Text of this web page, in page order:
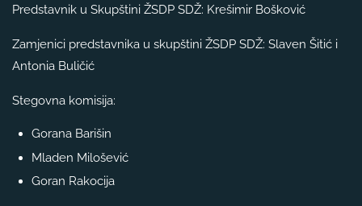
Predstavnik u Skupštini ŽSDP SDŽ: Krešimir Bošković
Zamjenici predstavnika u skupštini ŽSDP SDŽ: Slaven Šitić i
Antonia Buličić
Stegovna komisija:
Gorana Barišin
Mladen Milošević
Goran Rakocija